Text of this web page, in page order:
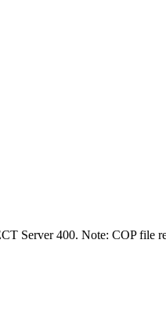
Server 400. Note: COP file